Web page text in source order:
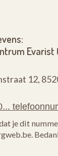
Evarist
12,
je dit